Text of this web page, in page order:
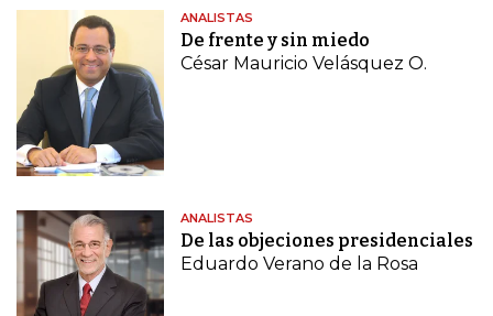
ANALISTAS
De frente y sin miedo
César Mauricio Velásquez O.
ANALISTAS
De las objeciones presidenciales
Eduardo Verano de la Rosa